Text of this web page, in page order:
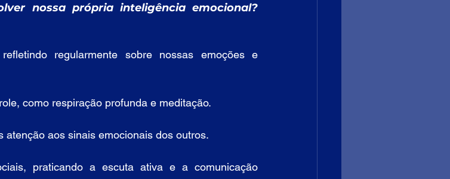
nossa própria inteligência emocional?
regularmente sobre nossas emoções e
como respiração profunda e meditação.
atenção aos sinais emocionais dos outros.
praticando a escuta ativa e a comunicação